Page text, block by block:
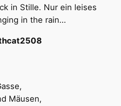
in Stille. Nur ein leises
in the rain…
Mäusen,